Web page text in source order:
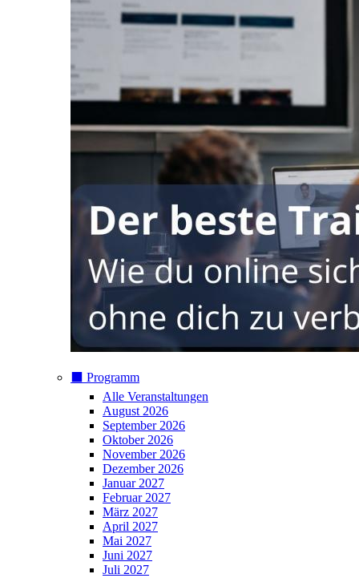
⬛️ Programm
Alle Veranstaltungen
August 2026
September 2026
Oktober 2026
November 2026
Dezember 2026
Januar 2027
Februar 2027
März 2027
April 2027
Mai 2027
Juni 2027
Juli 2027